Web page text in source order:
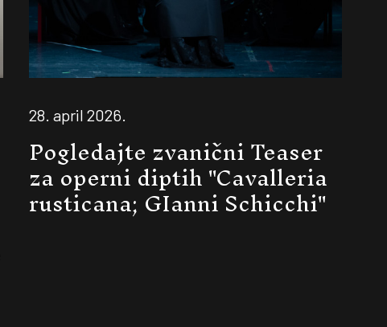
28. april 2026.
Pogledajte zvanični Teaser
za operni diptih "Cavalleria
rusticana; GIanni Schicchi"